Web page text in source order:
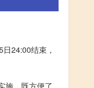
24:00结束，
施，既方便了